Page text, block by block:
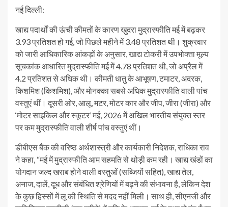
नई दिल्ली:
खाद्य पदार्थों की ऊंची कीमतों के कारण खुदरा मुद्रास्फीति मई में बढ़कर
3.93 प्रतिशत हो गई, जो पिछले महीने में 3.48 प्रतिशत थी। शुक्रवार
को जारी आधिकारिक आंकड़ों के अनुसार, खाद्य टोकरी में उपभोक्ता मूल्य
सूचकांक आधारित मुद्रास्फीति मई में 4.78 प्रतिशत थी, जो अप्रैल में
4.2 प्रतिशत से अधिक थी। कीमती धातु के आभूषण, टमाटर, अदरक,
किशमिश (किशमिश), और मोनक्का सबसे अधिक मुद्रास्फीति वाली पांच
वस्तुएं थीं। दूसरी ओर, आलू, मटर, मोटर कार और जीप, जीरा (जीरा) और
‘मोटर साइकिल और स्कूटर’ मई, 2026 में अखिल भारतीय संयुक्त स्तर
पर कम मुद्रास्फीति वाली शीर्ष पांच वस्तुएं थीं।
डीबीएस बैंक की वरिष्ठ अर्थशास्त्री और कार्यकारी निदेशक, राधिका राव
ने कहा, “मई में मुद्रास्फीति आम सहमति से थोड़ी कम रही। खाद्य खंडों का
योगदान जल्द खराब होने वाली वस्तुओं (सब्जियों सहित), खाद्य तेल,
अनाज, दालें, दूध और संबंधित श्रेणियों में बढ़ने की संभावना है, लेकिन देश
के कुछ हिस्सों में लू की स्थिति से मदद नहीं मिली। साथ ही, सीएनजी और